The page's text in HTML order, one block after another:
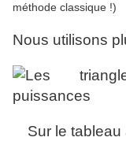
méthode classique !)
Nous utilisons
Sur le